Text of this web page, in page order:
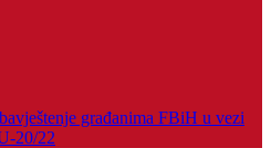
građanima FBiH u vezi
20/22